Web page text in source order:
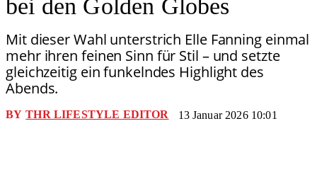
bei den Golden Globes
Mit dieser Wahl unterstrich Elle Fanning einmal
mehr ihren feinen Sinn für Stil – und setzte
gleichzeitig ein funkelndes Highlight des
Abends.
BY THR LIFESTYLE EDITOR 13 Januar 2026 10:01